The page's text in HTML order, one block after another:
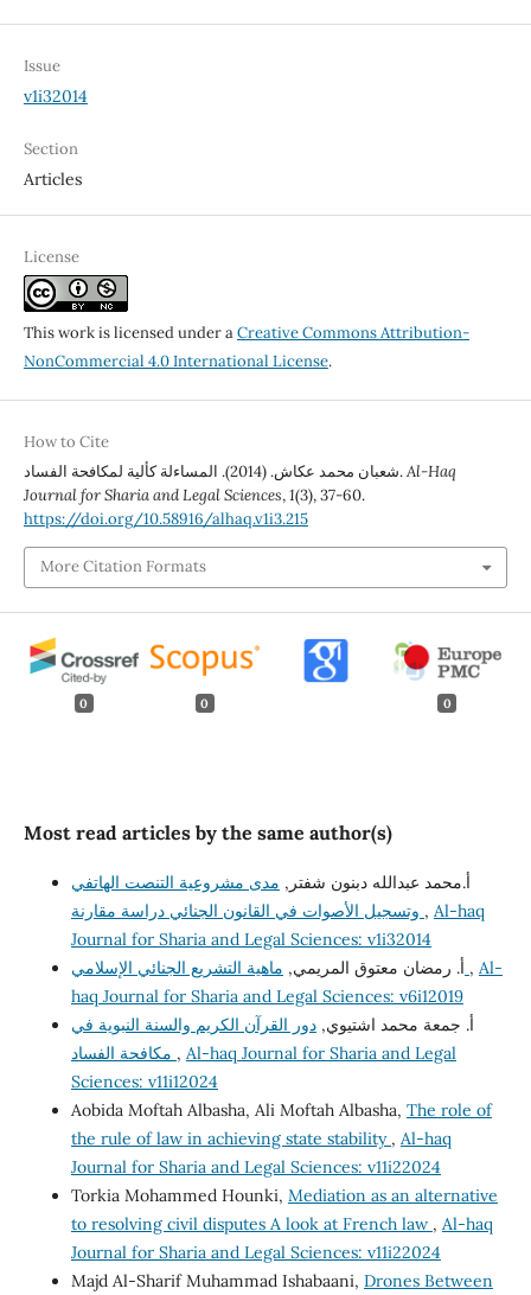
Issue
v1i32014
Section
Articles
License
This work is licensed under aCreative Commons Attribution-
NonCommercial 4.0 International License.
How to Cite
شعبان محمد عكاش. (2014). المساءلة كألية لمكافحة الفساد.Al-Haq
Journal for Sharia and Legal Sciences,1(3), 37-60.
https://doi.org/10.58916/alhaq.v1i3.215
More Citation Formats
0 0 0
Most read articles by the same author(s)
أ.محمد عبدالله دبنون شفتر, مدى مشروعية التنصت الهاتفي
, Al-haq
Journal for Sharia and Legal Sciences: v1i32014
أ. رمضان معتوق المريمي, , Al-
haq Journal for Sharia and Legal Sciences: v6i12019
أ. جمعة محمد اشتيوي,دور القرآن الكريم والسنة النبوية في
, Al-haq Journal for Sharia and Legal
Sciences: v11i12024
Aobida Moftah Albasha, Ali Moftah Albasha, The role of
the rule of law in achieving state stability , Al-haq
Journal for Sharia and Legal Sciences: v11i22024
Torkia Mohammed Hounki, Mediation as an alternative
to resolving civil disputes A look at French law , Al-haq
Journal for Sharia and Legal Sciences: v11i22024
Majd Al-Sharif Muhammad Ishabaani, Drones Between